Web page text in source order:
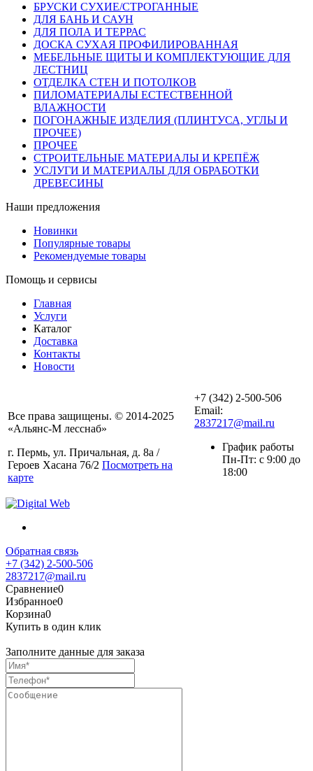
БРУСКИ СУХИЕ/СТРОГАННЫЕ
ДЛЯ БАНЬ И САУН
ДЛЯ ПОЛА И ТЕРРАС
ДОСКА СУХАЯ ПРОФИЛИРОВАННАЯ
МЕБЕЛЬНЫЕ ЩИТЫ И КОМПЛЕКТУЮЩИЕ ДЛЯ
ЛЕСТНИЦ
ОТДЕЛКА СТЕН И ПОТОЛКОВ
ПИЛОМАТЕРИАЛЫ ЕСТЕСТВЕННОЙ
ВЛАЖНОСТИ
ПОГОНАЖНЫЕ ИЗДЕЛИЯ (ПЛИНТУСА, УГЛЫ И
ПРОЧЕЕ)
ПРОЧЕЕ
СТРОИТЕЛЬНЫЕ МАТЕРИАЛЫ И КРЕПЁЖ
УСЛУГИ И МАТЕРИАЛЫ ДЛЯ ОБРАБОТКИ
ДРЕВЕСИНЫ
Наши предложения
Новинки
Популярные товары
Рекомендуемые товары
Помощь и сервисы
Главная
Услуги
Каталог
Доставка
Контакты
Новости
Все права защищены. © 2014-2025
«Альянс-М лесснаб»
г. Пермь, ул. Причальная, д. 8а /
Героев Хасана 76/2 Посмотреть на
карте
+7 (342) 2-500-506
Email:
2837217@mail.ru
График работы
Пн-Пт: с 9:00 до
18:00
Обратная связь
+7 (342) 2-500-506
2837217@mail.ru
Сравнение0
Избранное0
Корзина0
Купить в один клик
Заполните данные для заказа